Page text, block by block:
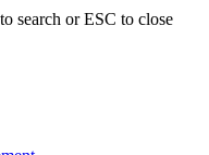
search or ESC to close